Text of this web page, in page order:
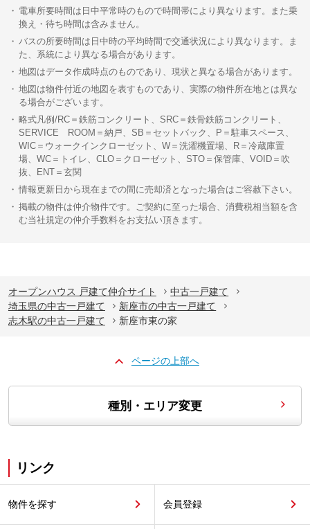
電車所要時間は日中平常時のもので時間帯により異なります。また乗
換え・待ち時間は含みません。
バスの所要時間は日中時の平均時間で交通状況により異なります。ま
た、系統により異なる場合があります。
地図はデータ作成時点のものであり、現状と異なる場合があります。
地図は物件付近の地図を表すものであり、実際の物件所在地とは異な
る場合がございます。
略式凡例/RC＝鉄筋コンクリート、SRC＝鉄骨鉄筋コンクリート、
SERVICE ROOM＝納戸、SB＝セットバック、P＝駐車スペース、
WIC＝ウォークインクローゼット、W＝洗濯機置場、R＝冷蔵庫置
場、WC＝トイレ、CLO＝クローゼット、STO＝保管庫、VOID＝吹
抜、ENT＝玄関
情報更新日から現在までの間に売却済となった場合はご容赦下さい。
掲載の物件は仲介物件です。ご契約に至った場合、消費税相当額を含
む当社規定の仲介手数料をお支払い頂きます。
オープンハウス 戸建て仲介サイト
中古一戸建て
埼玉県の中古一戸建て
新座市の中古一戸建て
志木駅の中古一戸建て
新座市東の家
ページの上部へ
種別・エリア変更
リンク
物件を探す 会員登録